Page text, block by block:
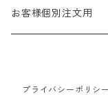
櫻井家の創作こけし
Hagoromo
季節人形・飾り
座雛
華珠
貴心松華
親王飾り〔道具付き〕
段飾り
花つむぎ
本
手ぬぐい
お客様個別注文用
プライバシーポリシー